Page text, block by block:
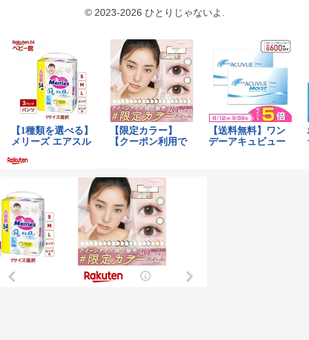
© 2023-2026 ひとりじゃないよ.